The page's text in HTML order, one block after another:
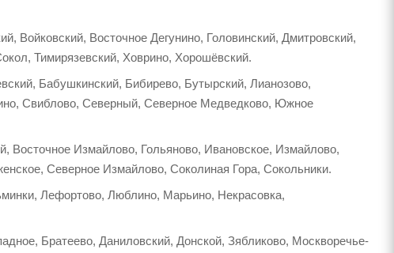
Войковский, Восточное Дегунино, Головинский, Дмитровский,
Тимирязевский, Ховрино, Хорошёвский.
Бабушкинский, Бибирево, Бутырский, Лианозово,
Свиблово, Северный, Северное Медведково, Южное
Восточное Измайлово, Гольяново, Ивановское, Измайлово,
Северное Измайлово, Соколиная Гора, Сокольники.
Лефортово, Люблино, Марьино, Некрасовка,
Братеево, Даниловский, Донской, Зябликово, Москворечье-